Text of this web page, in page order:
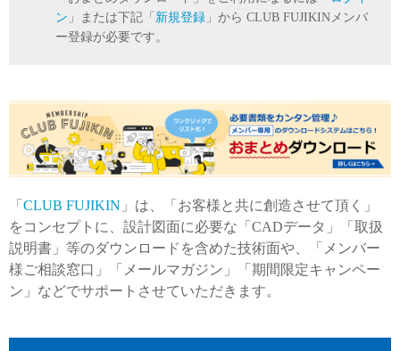
ン 」または下記「 新規登録 」から CLUB FUJIKINメンバ
ー登録が必要です。
「 CLUB FUJIKIN 」は、「お客様と共に創造させて頂く」
をコンセプトに、設計図面に必要な「CADデータ」「取扱
説明書」等のダウンロードを含めた技術面や、「メンバー
様ご相談窓口」「メールマガジン」「期間限定キャンペー
ン」などでサポートさせていただきます。